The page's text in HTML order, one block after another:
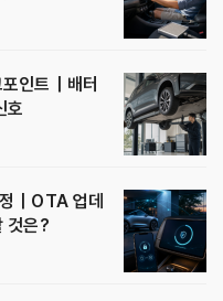
인트｜배터
호
｜OTA 업데
것은?